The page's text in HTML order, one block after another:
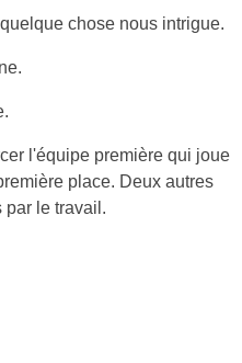
chose nous intrigue.
l'équipe première qui joue
place. Deux autres
par le travail.